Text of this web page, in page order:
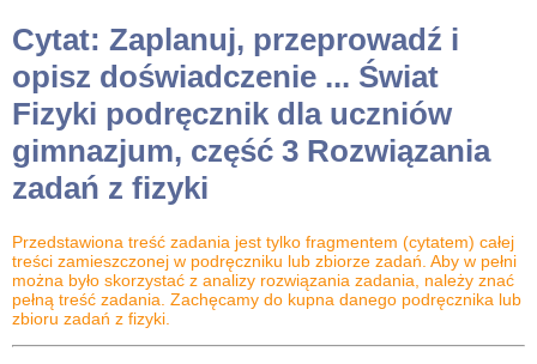
Cytat: Zaplanuj, przeprowadź i
opisz doświadczenie ... Świat
Fizyki podręcznik dla uczniów
gimnazjum, część 3 Rozwiązania
zadań z fizyki
Przedstawiona treść zadania jest tylko fragmentem (cytatem) całej
treści zamieszczonej w podręczniku lub zbiorze zadań. Aby w pełni
można było skorzystać z analizy rozwiązania zadania, należy znać
pełną treść zadania. Zachęcamy do kupna danego podręcznika lub
zbioru zadań z fizyki.